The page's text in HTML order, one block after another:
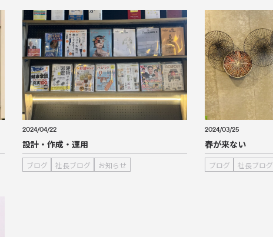
2024/04/22
設計・作成・運用
ブログ 社長ブログ お知らせ
2024/03/25
春が来ない
ブログ 社長ブログ